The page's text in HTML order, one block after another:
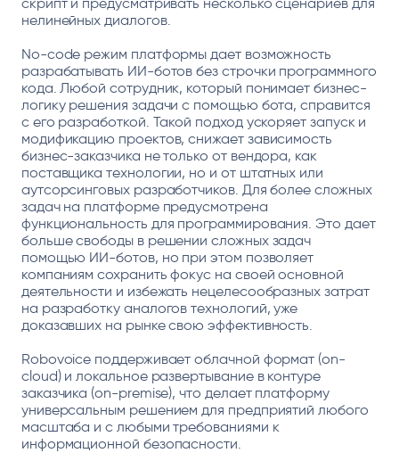
нелинейных диалогов.
No-code режим платформы дает возможность
разрабатывать ИИ-ботов без строчки программного
кода. Любой сотрудник, который понимает бизнес-
логику решения задачи с помощью бота, справится
с его разработкой. Такой подход ускоряет запуск и
модификацию проектов, снижает зависимость
бизнес-заказчика не только от вендора, как
поставщика технологии, но и от штатных или
аутсорсинговых разработчиков. Для более сложных
задач на платформе предусмотрена
функциональность для программирования. Это дает
больше свободы в решении сложных задач
помощью ИИ-ботов, но при этом позволяет
компаниям сохранить фокус на своей основной
деятельности и избежать нецелесообразных затрат
на разработку аналогов технологий, уже
доказавших на рынке свою эффективность.
Robovoice поддерживает облачной формат (on-
cloud) и локальное развертывание в контуре
заказчика (on-premise), что делает платформу
универсальным решением для предприятий любого
масштаба и с любыми требованиями к
информационной безопасности.